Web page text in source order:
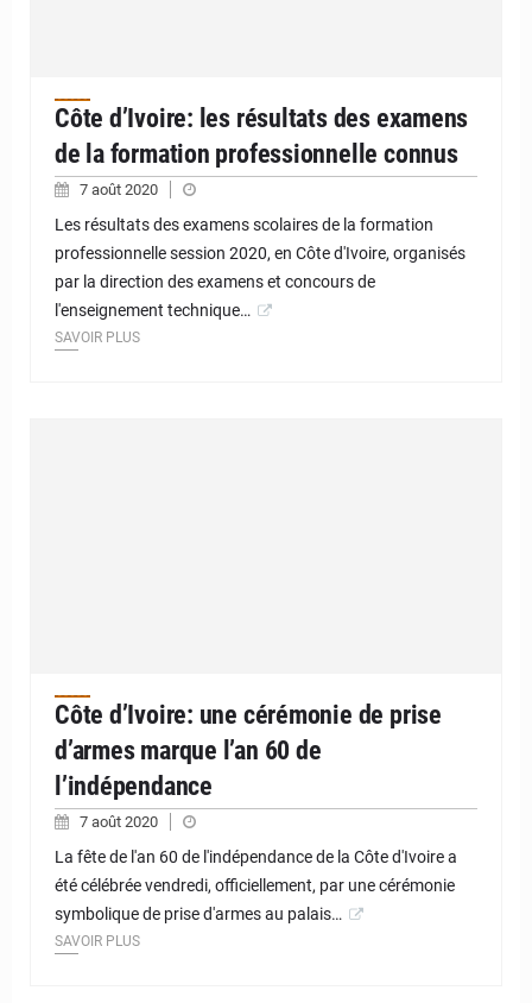
Côte d’Ivoire: les résultats des examens
de la formation professionnelle connus
7 août 2020
Les résultats des examens scolaires de la formation
professionnelle session 2020, en Côte d'Ivoire, organisés
par la direction des examens et concours de
l'enseignement technique…
SAVOIR PLUS
Côte d’Ivoire: une cérémonie de prise
d’armes marque l’an 60 de
l’indépendance
7 août 2020
La fête de l'an 60 de l'indépendance de la Côte d'Ivoire a
été célébrée vendredi, officiellement, par une cérémonie
symbolique de prise d'armes au palais…
SAVOIR PLUS